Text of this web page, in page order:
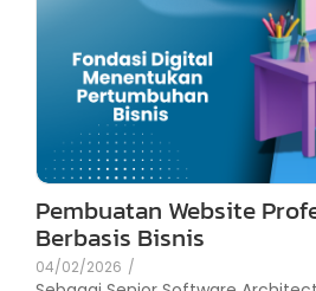
Pembuatan Website
Berbasis Bisnis
04/02/2026 /